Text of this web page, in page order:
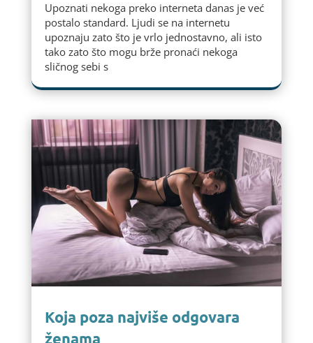
Upoznati nekoga preko interneta danas je već
postalo standard. Ljudi se na internetu
upoznaju zato što je vrlo jednostavno, ali isto
tako zato što mogu brže pronaći nekoga
sličnog sebi s
Koja poza najviše odgovara
ženama